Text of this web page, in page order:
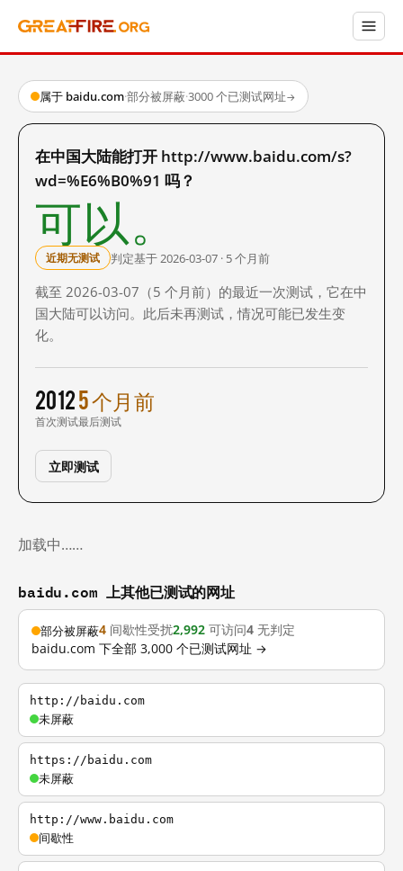
属于 baidu.com·部分被屏蔽·3000 个已测试网址→
在中国大陆能打开 http://www.baidu.com/s?
wd=%E6%B0%91 吗？
可以。
近期无测试 判定基于 2026-03-07 · 5 个月前
截至 2026-03-07（5 个月前）的最近一次测试，它在中
国大陆可以访问。此后未再测试，情况可能已发生变
化。
2012
首次测试
5 个月前
最后测试
立即测试
加载中……
baidu.com 上其他已测试的网址
部分被屏蔽4 间歇性受扰2,992 可访问4 无判定
baidu.com 下全部 3,000 个已测试网址 →
http://baidu.com
未屏蔽
https://baidu.com
未屏蔽
http://www.baidu.com
间歇性